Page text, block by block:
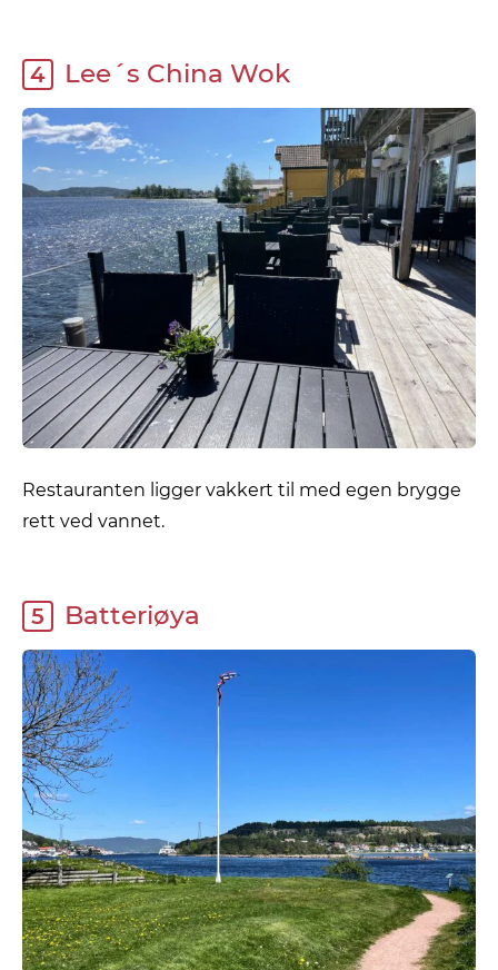
4 Lee´s China Wok
Restauranten ligger vakkert til med egen brygge
rett ved vannet.
5 Batteriøya